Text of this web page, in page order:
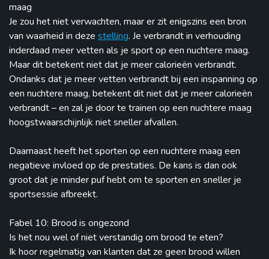
maag
Je zou het niet verwachten, maar er zit enigszins een bron
van waarheid in deze stelling. Je verbrandt in verhouding
inderdaad meer vetten als je sport op een nuchtere maag.
Maar dit betekent niet dat je meer calorieën verbrandt.
Ondanks dat je meer vetten verbrandt bij een inspanning op
een nuchtere maag, betekent dit niet dat je meer calorieën
verbrandt – en zal je door te trainen op een nuchtere maag
hoogstwaarschijnlijk niet sneller afvallen.
Daarnaast heeft het sporten op een nuchtere maag een
negatieve invloed op de prestaties. De kans is dan ook
groot dat je minder puf hebt om te sporten en sneller je
sportsessie afbreekt.
Fabel 10: Brood is ongezond
Is het nou wel of niet verstandig om brood te eten?
Ik hoor regelmatig van klanten dat ze geen brood willen